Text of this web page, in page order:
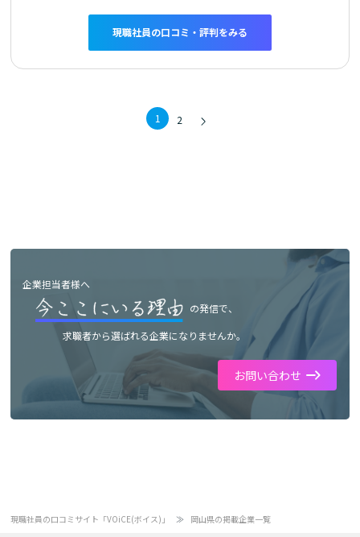
現職社員の口コミ・評判をみる
1 2
企業担当者様へ
の発信で、
求職者から選ばれる企業になりませんか。
お問い合わせ
現職社員の口コミサイト「VOiCE(ボイス)」 岡山県の掲載企業一覧